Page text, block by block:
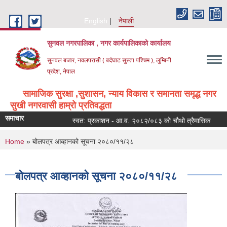
English
नेपाली
सुनवल नगरपालिका , नगर कार्यपालिकाको कार्यालय
सुनवल बजार, नवलपरासी ( बर्दघाट सुस्ता पश्चिम ), लुम्बिनी
प्रदेश, नेपाल
सामाजिक सुरक्षा ,सुशासन, न्याय विकास र समानता समृद्ध नगर
सुखी नगरवासी हाम्रो प्रतिवद्धता
समाचार स्वत: प्रकाशन - आ.व. २०८२/०८३ को चौथो त्रैमासिक
You are here
Home » बोलपत्र आव्हानको सूचना २०८०/११/२८
बोलपत्र आव्हानको सूचना २०८०/११/२८